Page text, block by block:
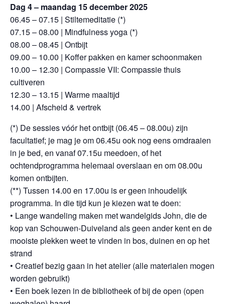
Dag 4 – maandag 15 december 2025
06.45 – 07.15 | Stiltemeditatie (*)
07.15 – 08.00 | Mindfulness yoga (*)
08.00 – 08.45 | Ontbijt
09.00 – 10.00 | Koffer pakken en kamer schoonmaken
10.00 – 12.30 | Compassie VII: Compassie thuis
cultiveren
12.30 – 13.15 | Warme maaltijd
14.00 | Afscheid & vertrek
(*) De sessies vóór het ontbijt (06.45 – 08.00u) zijn
facultatief; je mag je om 06.45u ook nog eens omdraaien
in je bed, en vanaf 07.15u meedoen, of het
ochtendprogramma helemaal overslaan en om 08.00u
komen ontbijten.
(**) Tussen 14.00 en 17.00u is er geen inhoudelijk
programma. In die tijd kun je kiezen wat te doen:
• Lange wandeling maken met wandelgids John, die de
kop van Schouwen-Duiveland als geen ander kent en de
mooiste plekken weet te vinden in bos, duinen en op het
strand
• Creatief bezig gaan in het atelier (alle materialen mogen
worden gebruikt)
• Een boek lezen in de bibliotheek of bij de open (open